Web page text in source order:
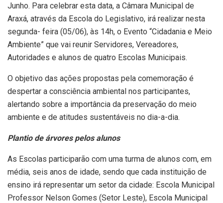
Junho. Para celebrar esta data, a Câmara Municipal de
Araxá, através da Escola do Legislativo, irá realizar nesta
segunda- feira (05/06), às 14h, o Evento “Cidadania e Meio
Ambiente” que vai reunir Servidores, Vereadores,
Autoridades e alunos de quatro Escolas Municipais.
O objetivo das ações propostas pela comemoração é
despertar a consciência ambiental nos participantes,
alertando sobre a importância da preservação do meio
ambiente e de atitudes sustentáveis no dia-a-dia.
Plantio de árvores pelos alunos
As Escolas participarão com uma turma de alunos com, em
média, seis anos de idade, sendo que cada instituição de
ensino irá representar um setor da cidade: Escola Municipal
Professor Nelson Gomes (Setor Leste), Escola Municipal